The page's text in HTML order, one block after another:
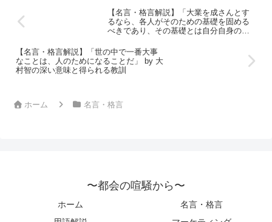
【名言・格言解説】「大業を成さんとす
るなら、各人がそのための基礎を固める
べきであり、その基礎とは自分自身の勉
れば他人はその人を信頼しない」 by 北里
柴三郎の深い意味と得られる教訓
【名言・格言解説】「世の中で一番大事
なことは、人のためになることだ」 by 大
村智の深い意味と得られる教訓
ホーム 名言・格言
〜都会の喧騒から〜
ホーム
名言・格言